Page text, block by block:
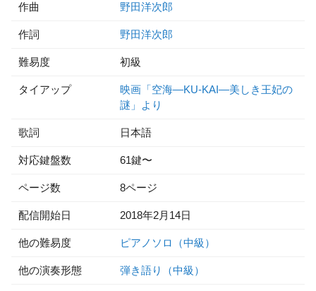
作曲 野田洋次郎
作詞 野田洋次郎
難易度 初級
タイアップ
映画「空海—KU-KAI—美しき王妃の
謎」より
歌詞 日本語
対応鍵盤数 61鍵〜
ページ数 8ページ
配信開始日 2018年2月14日
他の難易度 ピアノソロ（中級）
他の演奏形態 弾き語り（中級）